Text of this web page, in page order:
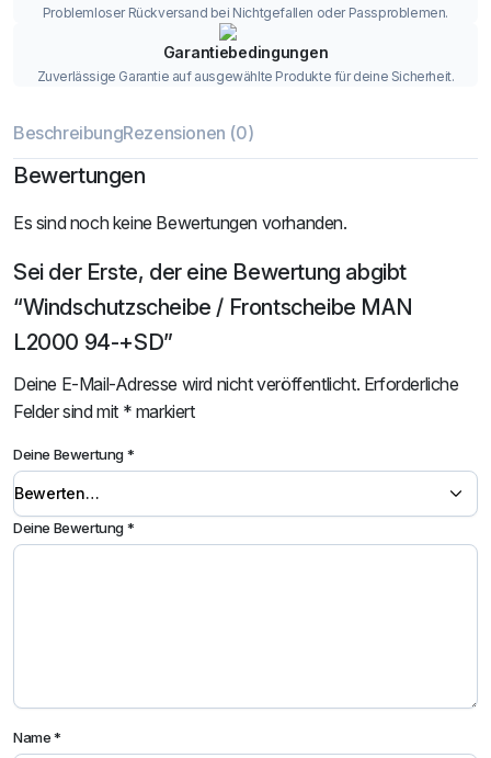
Problemloser Rückversand bei Nichtgefallen oder Passproblemen.
Garantiebedingungen
Zuverlässige Garantie auf ausgewählte Produkte für deine Sicherheit.
BeschreibungRezensionen (0)
Bewertungen
Es sind noch keine Bewertungen vorhanden.
Sei der Erste, der eine Bewertung abgibt
“Windschutzscheibe / Frontscheibe MAN
L2000 94-+SD”
Deine E-Mail-Adresse wird nicht veröffentlicht. Erforderliche
Felder sind mit * markiert
Deine Bewertung*
Deine Bewertung*
Name*